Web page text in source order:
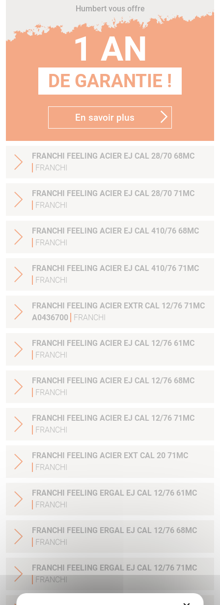
Humbert vous offre
1 AN
DE GARANTIE !
En savoir plus
FRANCHI FEELING ACIER EJ CAL 28/70 68MC
FRANCHI
FRANCHI FEELING ACIER EJ CAL 28/70 71MC
FRANCHI
FRANCHI FEELING ACIER EJ CAL 410/76 68MC
FRANCHI
FRANCHI FEELING ACIER EJ CAL 410/76 71MC
FRANCHI
FRANCHI FEELING ACIER EXTR CAL 12/76 71MC
A0436700
FRANCHI
FRANCHI FEELING ACIER EJ CAL 12/76 61MC
FRANCHI
FRANCHI FEELING ACIER EJ CAL 12/76 68MC
FRANCHI
FRANCHI FEELING ACIER EJ CAL 12/76 71MC
FRANCHI
FRANCHI FEELING ACIER EXT CAL 20 71MC
FRANCHI
FRANCHI FEELING ERGAL EJ CAL 12/76 61MC
FRANCHI
FRANCHI FEELING ERGAL EJ CAL 12/76 68MC
FRANCHI
FRANCHI FEELING ERGAL EJ CAL 12/76 71MC
FRANCHI